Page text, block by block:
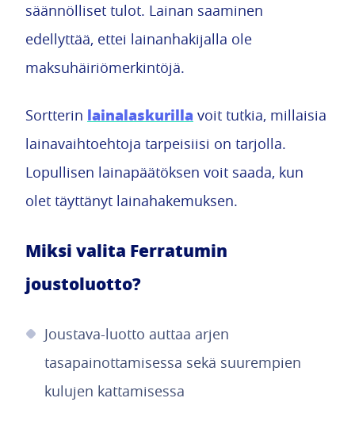
säännölliset tulot. Lainan saaminen
edellyttää, ettei lainanhakijalla ole
maksuhäiriömerkintöjä.
Sortterin lainalaskurilla voit tutkia, millaisia
lainavaihtoehtoja tarpeisiisi on tarjolla.
Lopullisen lainapäätöksen voit saada, kun
olet täyttänyt lainahakemuksen.
Miksi valita Ferratumin
joustoluotto?
Joustava-luotto auttaa arjen
tasapainottamisessa sekä suurempien
kulujen kattamisessa